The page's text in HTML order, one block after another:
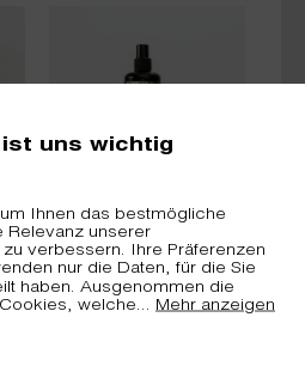
arverei.ch -
Raumduft Bündner
Arve
uns wichtig
Ihnen das bestmögliche
Relevanz unserer
verbessern. Ihre Präferenzen
nur die Daten, für die Sie
haben. Ausgenommen die
welche... Mehr anzeigen